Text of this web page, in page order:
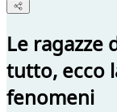
Le ragazze
tutto, ecco
fenomeni